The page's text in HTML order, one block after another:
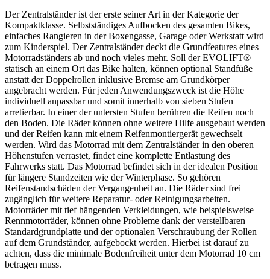
Der Zentralständer ist der erste seiner Art in der Kategorie der
Kompaktklasse. Selbstständiges Aufbocken des gesamten Bikes,
einfaches Rangieren in der Boxengasse, Garage oder Werkstatt wird
zum Kinderspiel. Der Zentralständer deckt die Grundfeatures eines
Motorradständers ab und noch vieles mehr. Soll der EVOLIFT®
statisch an einem Ort das Bike halten, können optional Standfüße
anstatt der Doppelrollen inklusive Bremse am Grundkörper
angebracht werden. Für jeden Anwendungszweck ist die Höhe
individuell anpassbar und somit innerhalb von sieben Stufen
arretierbar. In einer der untersten Stufen berühren die Reifen noch
den Boden. Die Räder können ohne weitere Hilfe ausgebaut werden
und der Reifen kann mit einem Reifenmontiergerät gewechselt
werden. Wird das Motorrad mit dem Zentralständer in den oberen
Höhenstufen verrastet, findet eine komplette Entlastung des
Fahrwerks statt. Das Motorrad befindet sich in der idealen Position
für längere Standzeiten wie der Winterphase. So gehören
Reifenstandschäden der Vergangenheit an. Die Räder sind frei
zugänglich für weitere Reparatur- oder Reinigungsarbeiten.
Motorräder mit tief hängenden Verkleidungen, wie beispielsweise
Rennmotorräder, können ohne Probleme dank der verstellbaren
Standardgrundplatte und der optionalen Verschraubung der Rollen
auf dem Grundständer, aufgebockt werden. Hierbei ist darauf zu
achten, dass die minimale Bodenfreiheit unter dem Motorrad 10 cm
betragen muss.